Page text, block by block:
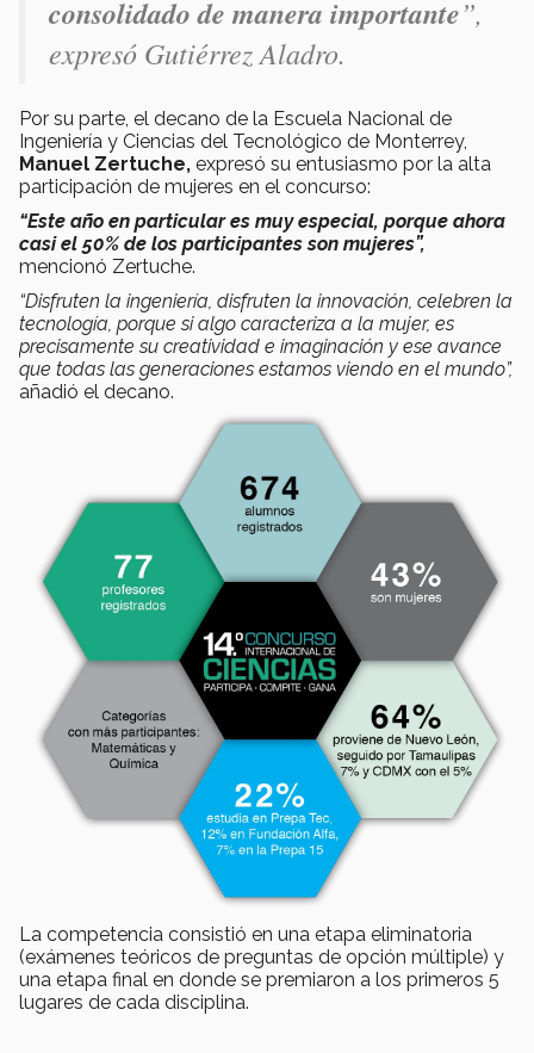
consolidado de manera importante”,
expresó Gutiérrez Aladro.
Por su parte, el decano de la Escuela Nacional de
Ingeniería y Ciencias del Tecnológico de Monterrey,
Manuel Zertuche, expresó su entusiasmo por la alta
participación de mujeres en el concurso:
“Este año en particular es muy especial, porque ahora
casi el 50% de los participantes son mujeres”,
mencionó Zertuche.
“Disfruten la ingeniería, disfruten la innovación, celebren la
tecnología, porque si algo caracteriza a la mujer, es
precisamente su creatividad e imaginación y ese avance
que todas las generaciones estamos viendo en el mundo”,
añadió el decano.
La competencia consistió en una etapa eliminatoria
(exámenes teóricos de preguntas de opción múltiple) y
una etapa final en donde se premiaron a los primeros 5
lugares de cada disciplina.